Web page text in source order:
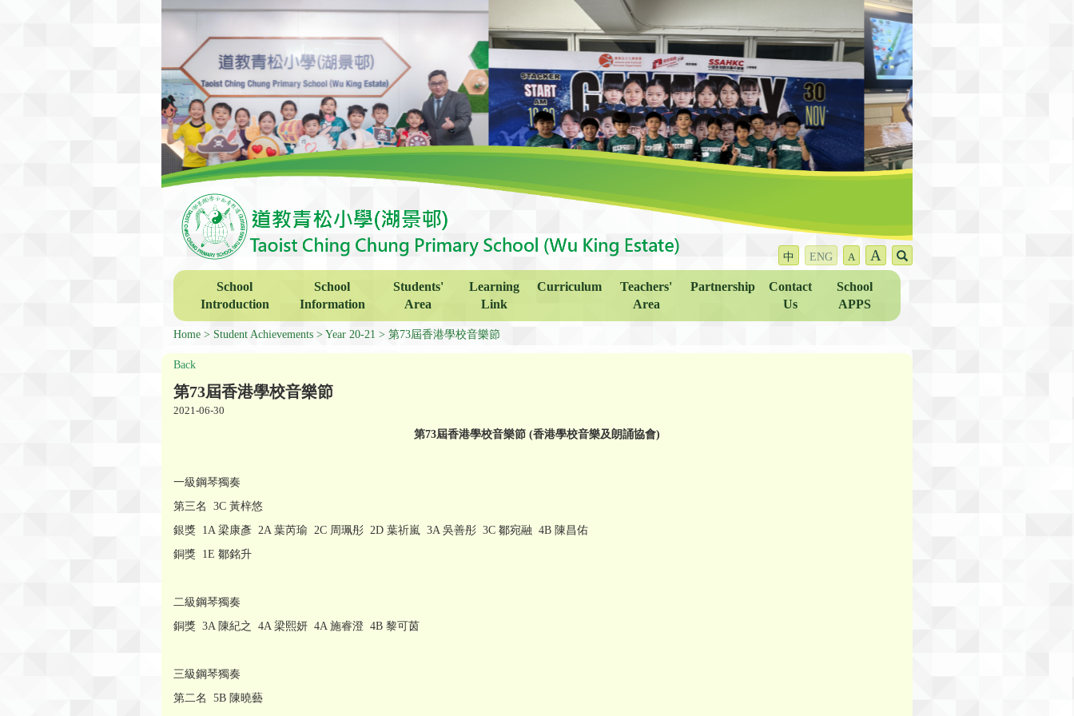
中 ENG A A
School
Introduction
School
Information
Students'
Area
Learning
Link
Curriculum
Teachers'
Area
Partnership
Contact
Us
School
APPS
Home Student Achievements Year 20-21 第73屆香港學校音樂節
Back
第73屆香港學校音樂節
2021-06-30
第73屆香港學校音樂節 (香港學校音樂及朗誦協會)
一級鋼琴獨奏
第三名 3C 黃梓悠
銀獎 1A 梁康彥 2A 葉芮瑜 2C 周珮彤 2D 葉祈嵐 3A 吳善彤 3C 鄒宛融 4B 陳昌佑
銅獎 1E 鄒銘升
二級鋼琴獨奏
銅獎 3A 陳紀之 4A 梁熙妍 4A 施睿澄 4B 黎可茵
三級鋼琴獨奏
第二名 5B 陳曉藝